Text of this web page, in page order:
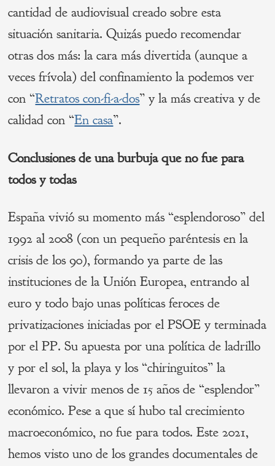
cantidad de audiovisual creado sobre esta
situación sanitaria. Quizás puedo recomendar
otras dos más: la cara más divertida (aunque a
veces frívola) del confinamiento la podemos ver
con “Retratos con-fi-a-dos” y la más creativa y de
calidad con “En casa”.
Conclusiones de una burbuja que no fue para
todos ytodas
España vivió su momento más “esplendoroso” del
1992 al 2008 (con un pequeño paréntesis en la
crisis de los 90), formando ya parte de las
instituciones de la Unión Europea, entrando al
euro y todo bajo unas políticas feroces de
privatizaciones iniciadas por el PSOE y terminada
por el PP. Su apuesta por una política de ladrillo
y por el sol, la playa y los “chiringuitos” la
llevaron a vivir menos de 15 años de “esplendor”
económico. Pese a que sí hubo tal crecimiento
macroeconómico, no fue para todos. Este 2021,
hemos visto uno de los grandes documentales de